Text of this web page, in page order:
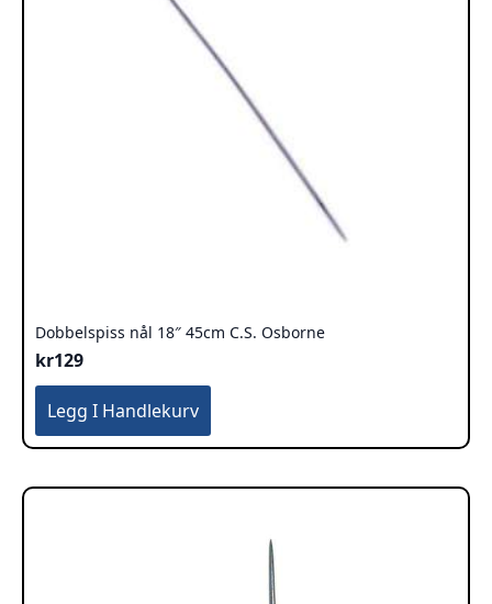
Dobbelspiss nål 18″ 45cm C.S. Osborne
kr129
Legg I Handlekurv